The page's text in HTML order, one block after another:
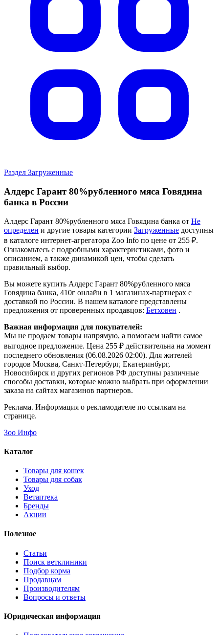
Раздел Загруженные
Алдерс Гарант 80%рубленного мяса Говядина
банка в России
Алдерс Гарант 80%рубленного мяса Говядина банка от Не
определен и другие товары категории Загруженные доступны
в каталоге интернет-агрегатора Zoo Info по цене от 255 ₽.
Ознакомьтесь с подробными характеристиками, фото и
описанием, а также динамикой цен, чтобы сделать
правильный выбор.
Вы можете купить Алдерс Гарант 80%рубленного мяса
Говядина банка, 410г онлайн в 1 магазинах-партнерах с
доставкой по России. В нашем каталоге представлены
предложения от проверенных продавцов: Бетховен .
Важная информация для покупателей:
Мы не продаем товары напрямую, а помогаем найти самое
выгодное предложение. Цена 255 ₽ действительна на момент
последнего обновления (06.08.2026 02:00). Для жителей
городов Москва, Санкт-Петербург, Екатеринбург,
Новосибирск и других регионов РФ доступны различные
способы доставки, которые можно выбрать при оформлении
заказа на сайтах магазинов партнеров.
Реклама. Информация о рекламодателе по ссылкам на
странице.
Зоо Инфо
Каталог
Товары для кошек
Товары для собак
Уход
Ветаптека
Бренды
Акции
Полезное
Статьи
Поиск ветклиники
Подбор корма
Продавцам
Производителям
Вопросы и ответы
Юридическая информация